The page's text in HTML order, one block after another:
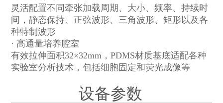
灵活配置不同牵张加载周期、大小、频率、持续时
间，静态保持、正弦波形、三角波形、矩形以及各
种特制波形
· 高通量培养腔室
有效拉伸面积32×32mm，PDMS材质基底适配各种
实验室分析技术，包括细胞固定和荧光成像等
设备参数